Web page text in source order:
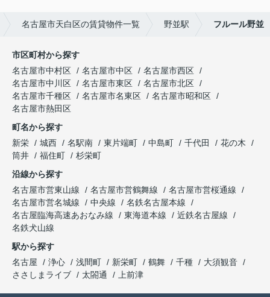
名古屋市天白区の賃貸物件一覧 野並駅 フルール野並
市区町村から探す
名古屋市中村区
名古屋市中区
名古屋市西区
名古屋市中川区
名古屋市東区
名古屋市北区
名古屋市千種区
名古屋市名東区
名古屋市昭和区
名古屋市熱田区
町名から探す
新栄
城西 名駅南 東片端町 中島町 千代田
花の木
筒井
福住町
杉栄町
沿線から探す
名古屋市営東山線
名古屋市営鶴舞線
名古屋市営桜通線
名古屋市営名城線
中央線
名鉄名古屋本線
名古屋臨海高速あおなみ線
東海道本線
近鉄名古屋線
名鉄犬山線
駅から探す
名古屋
浄心 浅間町 新栄町 鶴舞 千種
大須観音
ささしまライブ
太閤通 上前津